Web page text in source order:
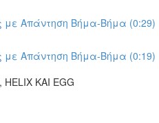
με Απάντηση Βήμα-Βήμα (0:29)
με Απάντηση Βήμα-Βήμα (0:19)
ΚΑΙ EGG